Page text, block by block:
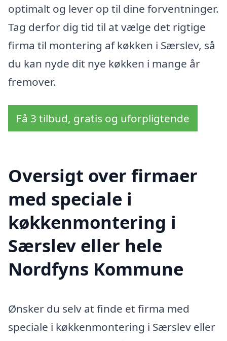
optimalt og lever op til dine forventninger.
Tag derfor dig tid til at vælge det rigtige
firma til montering af køkken i Særslev, så
du kan nyde dit nye køkken i mange år
fremover.
Få 3 tilbud, gratis og uforpligtende
Oversigt over firmaer
med speciale i
køkkenmontering i
Særslev eller hele
Nordfyns Kommune
Ønsker du selv at finde et firma med
speciale i køkkenmontering i Særslev eller